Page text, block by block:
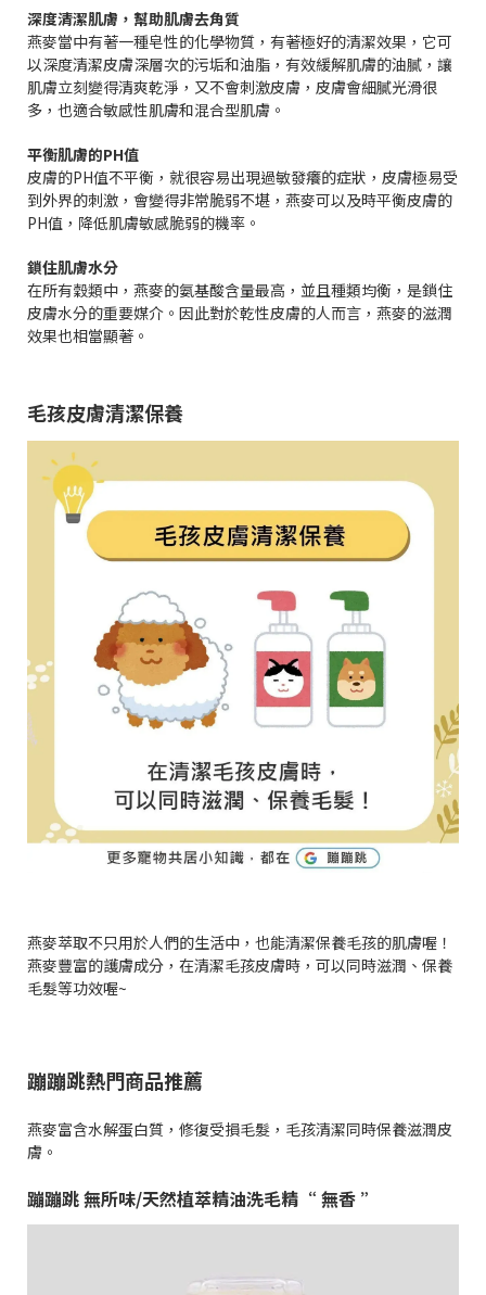
深度清潔肌膚，幫助肌膚去角質
燕麥當中有著一種皂性的化學物質，有著極好的清潔效果，它可
以深度清潔皮膚深層次的污垢和油脂，有效緩解肌膚的油膩，讓
肌膚立刻變得清爽乾淨，又不會刺激皮膚，皮膚會細膩光滑很
多，也適合敏感性肌膚和混合型肌膚。
平衡肌膚的PH值
皮膚的PH值不平衡，就很容易出現過敏發癢的症狀，皮膚極易受
到外界的刺激，會變得非常脆弱不堪，燕麥可以及時平衡皮膚的
PH值，降低肌膚敏感脆弱的機率。
鎖住肌膚水分
在所有穀類中，燕麥的氨基酸含量最高，並且種類均衡，是鎖住
皮膚水分的重要媒介。因此對於乾性皮膚的人而言，燕麥的滋潤
效果也相當顯著。
毛孩皮膚清潔保養
燕麥萃取不只用於人們的生活中，也能清潔保養毛孩的肌膚喔！
燕麥豐富的護膚成分，在清潔毛孩皮膚時，可以同時滋潤、保養
毛髮等功效喔~
蹦蹦跳熱門商品推薦
燕麥富含水解蛋白質，修復受損毛髮，毛孩清潔同時保養滋潤皮
膚。
蹦蹦跳 無所味/天然植萃精油洗毛精“ 無香 ”